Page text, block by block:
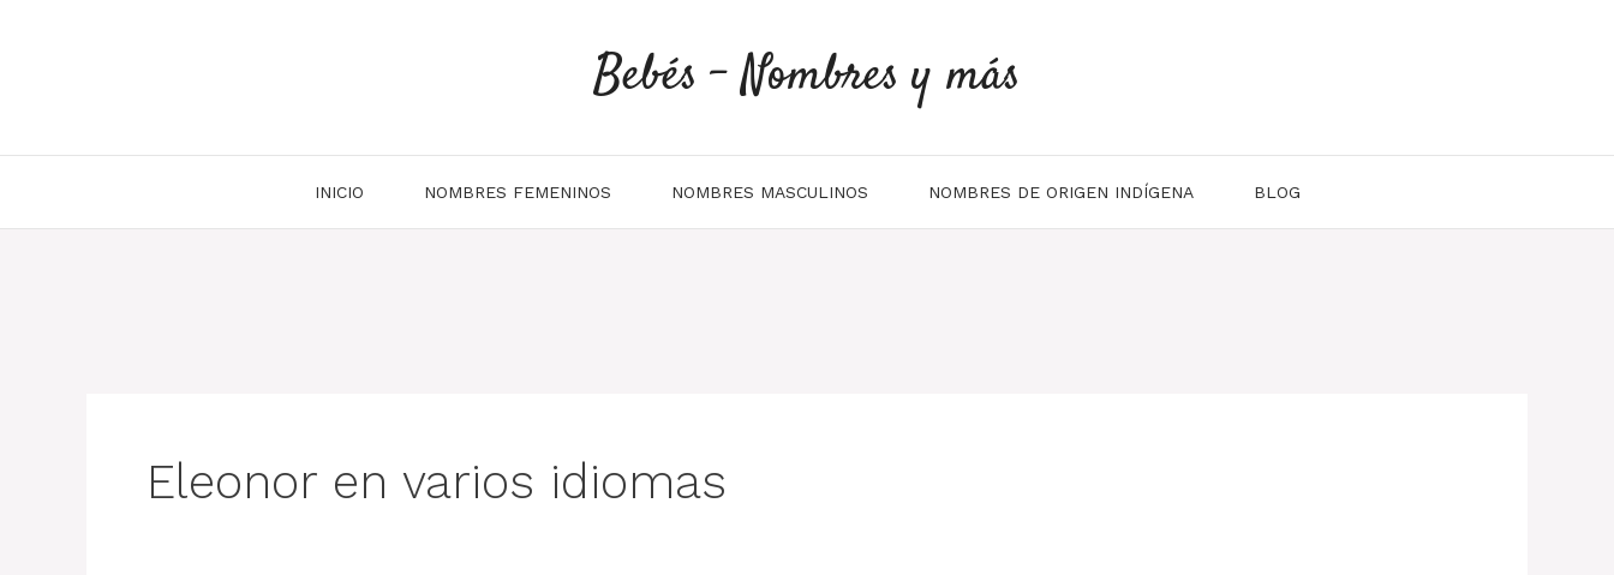
Bebés - Nombres y más
INICIO NOMBRES FEMENINOS NOMBRES MASCULINOS NOMBRES DE ORIGEN INDÍGENA BLOG
Eleonor en varios idiomas